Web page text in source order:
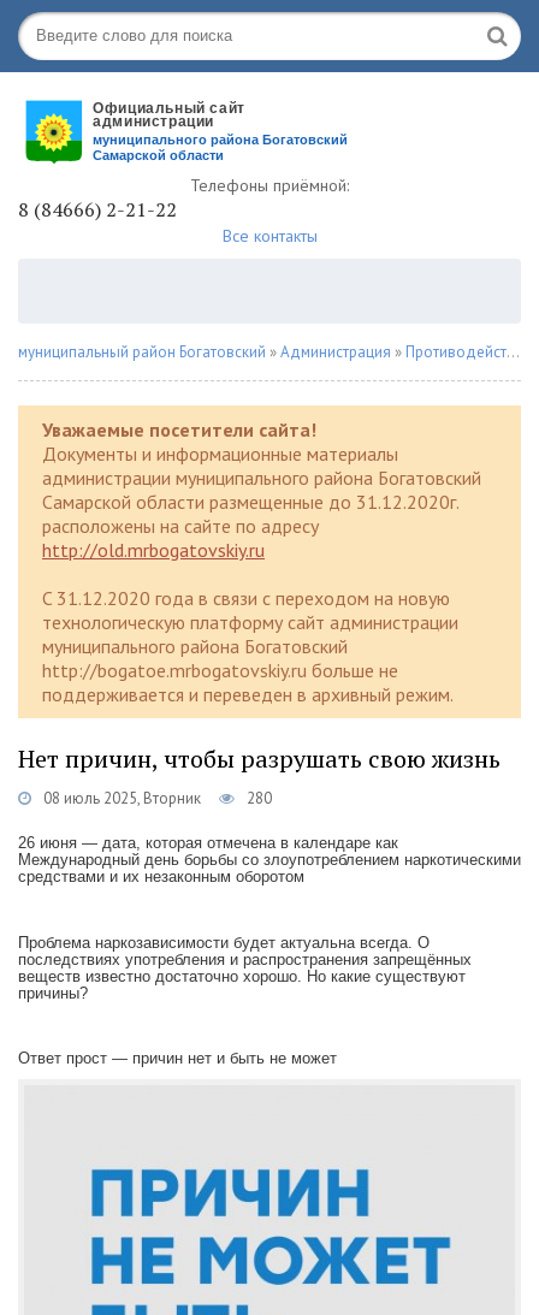
Телефоны приёмной:
8 (84666) 2-21-22
Все контакты
муниципальный район Богатовский »Администрация » Противодействие наркомании
Уважаемые посетители сайта!
Документы и информационные материалы
администрации муниципального района Богатовский
Самарской области размещенные до 31.12.2020г.
расположены на сайте по адресу
http://old.mrbogatovskiy.ru
C 31.12.2020 года в связи с переходом на новую
технологическую платформу сайт администрации
муниципального района Богатовский
http://bogatoe.mrbogatovskiy.ru больше не
поддерживается и переведен в архивный режим.
Нет причин, чтобы разрушать свою жизнь
08 июль 2025, Вторник 280
26 июня — дата, которая отмечена в календаре как
Международный день борьбы со злоупотреблением наркотическими
средствами и их незаконным оборотом
Проблема наркозависимости будет актуальна всегда. О
последствиях употребления и распространения запрещённых
веществ известно достаточно хорошо. Но какие существуют
причины?
Ответ прост — причин нет и быть не может